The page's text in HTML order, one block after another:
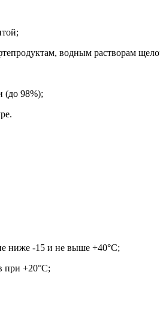
водным растворам
(до 98%);
ниже -15 и не выше +40°С;
при +20°С;